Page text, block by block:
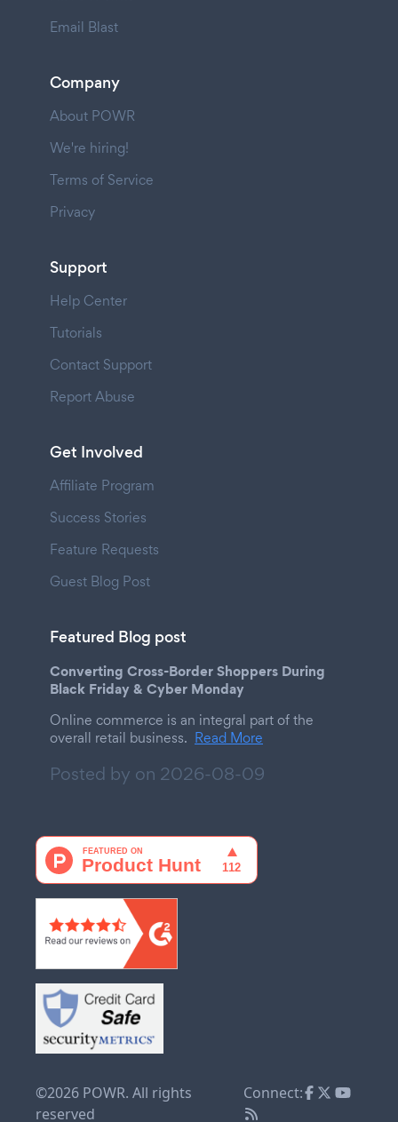
Email Blast
Company
About POWR
We're hiring!
Terms of Service
Privacy
Support
Help Center
Tutorials
Contact Support
Report Abuse
Get Involved
Affiliate Program
Success Stories
Feature Requests
Guest Blog Post
Featured Blog post
Converting Cross-Border Shoppers During
Black Friday & Cyber Monday
Online commerce is an integral part of the
overall retail business. Read More
Posted by on 2026-08-09
©2026 POWR. All rights
reserved
Connect: